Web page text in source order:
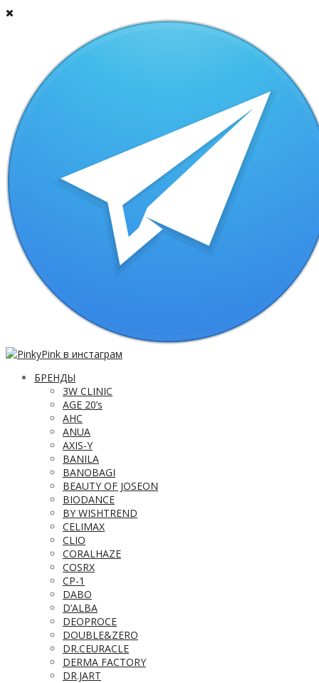
БРЕНДЫ
3W CLINIC
AGE 20’s
AHC
ANUA
AXIS-Y
BANILA
BANOBAGI
BEAUTY OF JOSEON
BIODANCE
BY WISHTREND
CELIMAX
CLIO
CORALHAZE
COSRX
CP-1
DABO
D’ALBA
DEOPROCE
DOUBLE&ZERO
DR.CEURACLE
DERMA FACTORY
DR.JART